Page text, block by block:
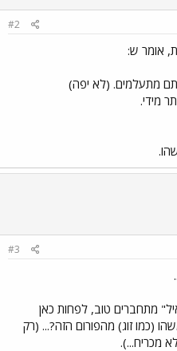
#2
אומר ש:
מתעלמים. (לא יפה)
מידי.
#3
מתחברים טוב, לפחות כאן
(כמו זוג) מהפורום הזה?... (רק
מכריח...).